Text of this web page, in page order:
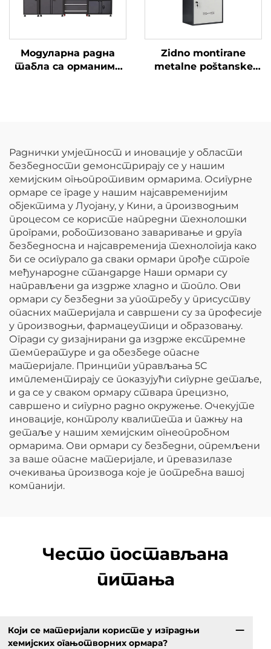
прикључно возило
Модуларна радна
табла са орманима
аутомобилску
радионицу
Zidno montirane
metalne poštanske
kombinacionom
bravom
Раднички умјетност и иновације у области
безбедности демонстрирају се у нашим
хемијским огњопротивим ормарима. Осигурне
ормаре се граде у нашим најсавременијим
објектима у Луојану, у Кини, а производњим
процесом се користе напредни технолошки
програми, роботизовано заваривање и друга
безбедносна и најсавременија технологија како
би се осигурало да сваки ормари прође строге
међународне стандарде Наши ормари су
направљени да издрже хладно и топло. Ови
ормари су безбедни за употребу у присуству
опасних материјала и савршени су за професије
у производњи, фармацеутици и образовању.
Огради су дизајнирани да издрже екстремне
температуре и да обезбеде опасне
материјале. Принципи управљања 5С
имплементирају се показујући сигурне детаље,
и да се у сваком ормару ствара прецизно,
савршено и сигурно радно окружење. Очекујте
иновације, контролу квалитета и пажњу на
детаље у нашим хемијским огнеопробном
ормарима. Ови ормари су безбедни, опремљени
за ваше опасне материјале, и превазилазе
очекивања производа које је потребна вашој
компанији.
Често постављана
питања
Који се материјали користе у изградњи
хемијских огањотворних ормара?